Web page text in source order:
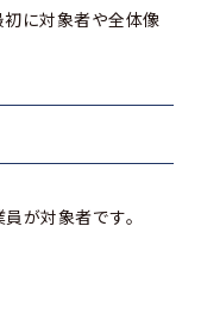
に対象者や全体像
が対象者です。